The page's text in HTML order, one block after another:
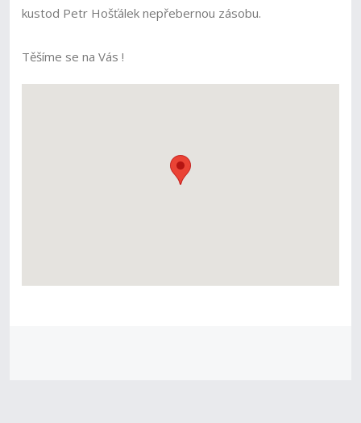
kustod Petr Hošťálek nepřebernou zásobu.
Těšíme se na Vás !